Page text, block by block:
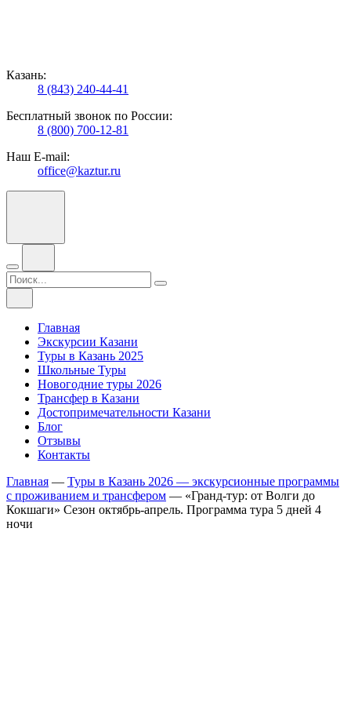
Казань:
8 (843) 240-44-41
Бесплатный звонок по России:
8 (800) 700-12-81
Наш E-mail:
office@kaztur.ru
Главная
Экскурсии Казани
Туры в Казань 2025
Школьные Туры
Новогодние туры 2026
Трансфер в Казани
Достопримечательности Казани
Блог
Отзывы
Контакты
Главная — Туры в Казань 2026 — экскурсионные программы
с проживанием и трансфером — «Гранд-тур: от Волги до
Кокшаги» Сезон октябрь-апрель. Программа тура 5 дней 4
ночи